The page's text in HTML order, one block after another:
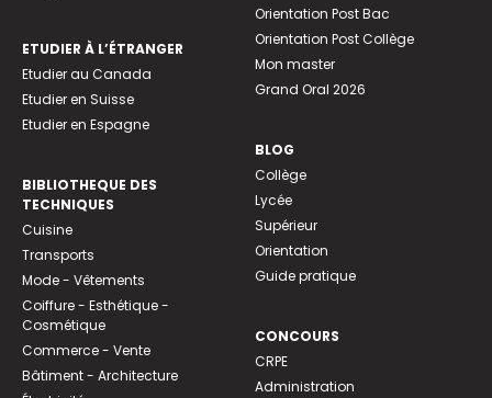
ETUDIER À L’ÉTRANGER
Etudier au Canada
Etudier en Suisse
Etudier en Espagne
BIBLIOTHEQUE DES
TECHNIQUES
Cuisine
Transports
Mode - Vêtements
Coiffure - Esthétique -
Cosmétique
Commerce - Vente
Bâtiment - Architecture
Orientation Post Bac
Orientation Post Collège
Mon master
Grand Oral 2026
BLOG
Collège
Lycée
Supérieur
Orientation
Guide pratique
CONCOURS
CRPE
Administration